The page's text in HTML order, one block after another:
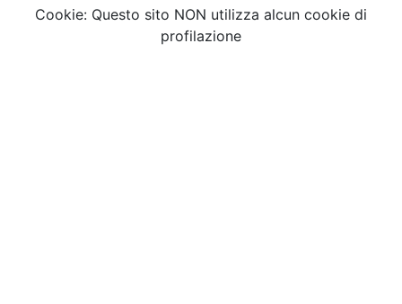
Cookie: Questo sito NON utilizza alcun cookie di
profilazione